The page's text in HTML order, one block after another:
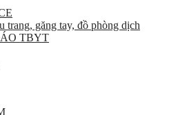
trang, găng tay, đồ phòng dịch
TBYT